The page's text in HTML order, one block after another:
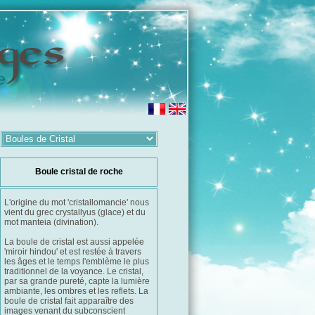
Boule cristal de roche
L'origine du mot 'cristallomancie' nous
vient du grec crystallyus (glace) et du
mot manteia (divination).
La boule de cristal est aussi appelée
'miroir hindou' et est restée à travers
les âges et le temps l'emblème le plus
traditionnel de la voyance. Le cristal,
par sa grande pureté, capte la lumière
ambiante, les ombres et les reflets. La
boule de cristal fait apparaître des
images venant du subconscient